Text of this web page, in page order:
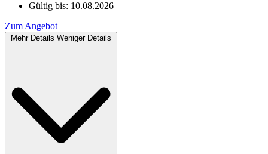
Gültig bis: 10.08.2026
Zum Angebot
Mehr Details Weniger Details